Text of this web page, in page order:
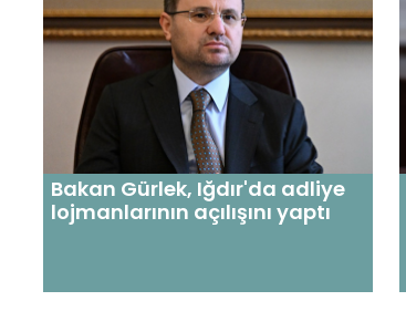
Bakan Gürlek, Iğdır'da adliye
lojmanlarının açılışını yaptı